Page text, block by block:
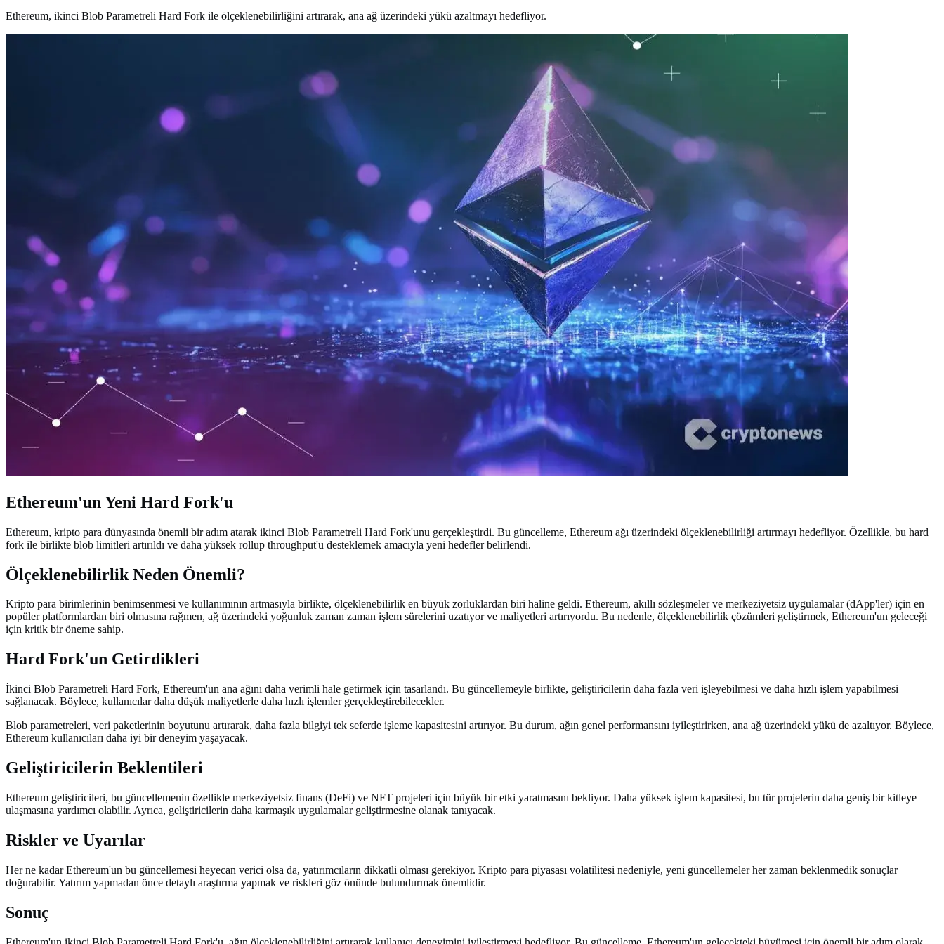
Ethereum, ikinci Blob Parametreli Hard Fork ile ölçeklenebilirliğini artırarak, ana ağ üzerindeki yükü azaltmayı hedefliyor.
Ethereum'un Yeni Hard Fork'u
Ethereum, kripto para dünyasında önemli bir adım atarak ikinci Blob Parametreli Hard Fork'unu gerçekleştirdi. Bu güncelleme, Ethereum ağı üzerindeki ölçeklenebilirliği artırmayı hedefliyor. Özellikle, bu hard
fork ile birlikte blob limitleri artırıldı ve daha yüksek rollup throughput'u desteklemek amacıyla yeni hedefler belirlendi.
Ölçeklenebilirlik Neden Önemli?
Kripto para birimlerinin benimsenmesi ve kullanımının artmasıyla birlikte, ölçeklenebilirlik en büyük zorluklardan biri haline geldi. Ethereum, akıllı sözleşmeler ve merkeziyetsiz uygulamalar (dApp'ler) için en
popüler platformlardan biri olmasına rağmen, ağ üzerindeki yoğunluk zaman zaman işlem sürelerini uzatıyor ve maliyetleri artırıyordu. Bu nedenle, ölçeklenebilirlik çözümleri geliştirmek, Ethereum'un geleceği
için kritik bir öneme sahip.
Hard Fork'un Getirdikleri
İkinci Blob Parametreli Hard Fork, Ethereum'un ana ağını daha verimli hale getirmek için tasarlandı. Bu güncellemeyle birlikte, geliştiricilerin daha fazla veri işleyebilmesi ve daha hızlı işlem yapabilmesi
sağlanacak. Böylece, kullanıcılar daha düşük maliyetlerle daha hızlı işlemler gerçekleştirebilecekler.
Blob parametreleri, veri paketlerinin boyutunu artırarak, daha fazla bilgiyi tek seferde işleme kapasitesini artırıyor. Bu durum, ağın genel performansını iyileştirirken, ana ağ üzerindeki yükü de azaltıyor. Böylece,
Ethereum kullanıcıları daha iyi bir deneyim yaşayacak.
Geliştiricilerin Beklentileri
Ethereum geliştiricileri, bu güncellemenin özellikle merkeziyetsiz finans (DeFi) ve NFT projeleri için büyük bir etki yaratmasını bekliyor. Daha yüksek işlem kapasitesi, bu tür projelerin daha geniş bir kitleye
ulaşmasına yardımcı olabilir. Ayrıca, geliştiricilerin daha karmaşık uygulamalar geliştirmesine olanak tanıyacak.
Riskler ve Uyarılar
Her ne kadar Ethereum'un bu güncellemesi heyecan verici olsa da, yatırımcıların dikkatli olması gerekiyor. Kripto para piyasası volatilitesi nedeniyle, yeni güncellemeler her zaman beklenmedik sonuçlar
doğurabilir. Yatırım yapmadan önce detaylı araştırma yapmak ve riskleri göz önünde bulundurmak önemlidir.
Sonuç